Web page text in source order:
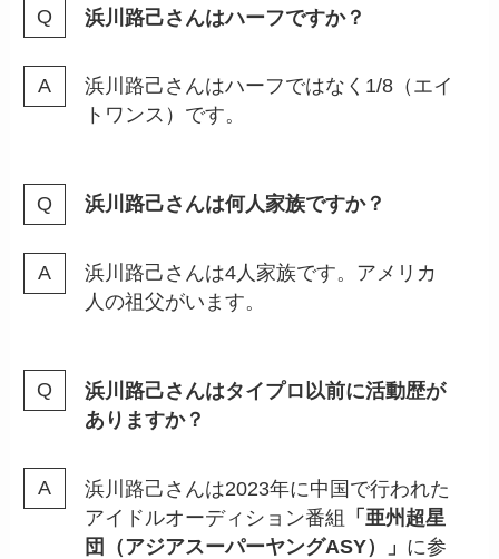
浜川路己さんはハーフですか？
浜川路己さんはハーフではなく1/8（エイ
トワンス）です。
浜川路己さんは何人家族ですか？
浜川路己さんは4人家族です。アメリカ
人の祖父がいます。
浜川路己さんはタイプロ以前に活動歴が
ありますか？
浜川路己さんは2023年に中国で行われた
アイドルオーディション番組 「亜州超星
団（アジアスーパーヤングASY）」 に参